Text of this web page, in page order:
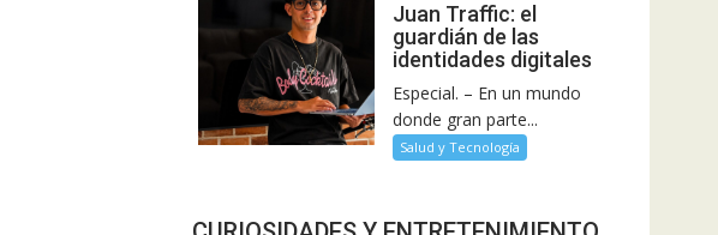
Juan Traffic: el
guardián de las
identidades digitales
Especial. – En un mundo
donde gran parte...
Salud y Tecnología